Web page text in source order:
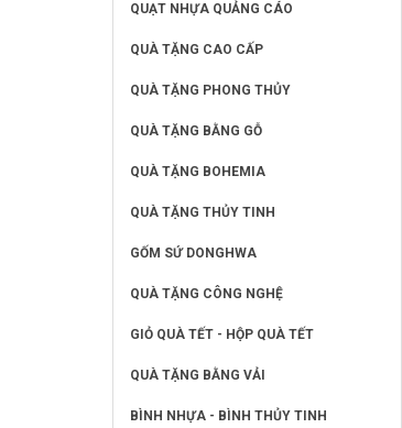
QUẠT NHỰA QUẢNG CÁO
QUÀ TẶNG CAO CẤP
QUÀ TẶNG PHONG THỦY
QUÀ TẶNG BẰNG GỖ
QUÀ TẶNG BOHEMIA
QUÀ TẶNG THỦY TINH
GỐM SỨ DONGHWA
QUÀ TẶNG CÔNG NGHỆ
GIỎ QUÀ TẾT - HỘP QUÀ TẾT
QUÀ TẶNG BẰNG VẢI
BÌNH NHỰA - BÌNH THỦY TINH